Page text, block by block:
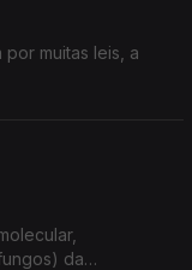
muitas leis, a
da